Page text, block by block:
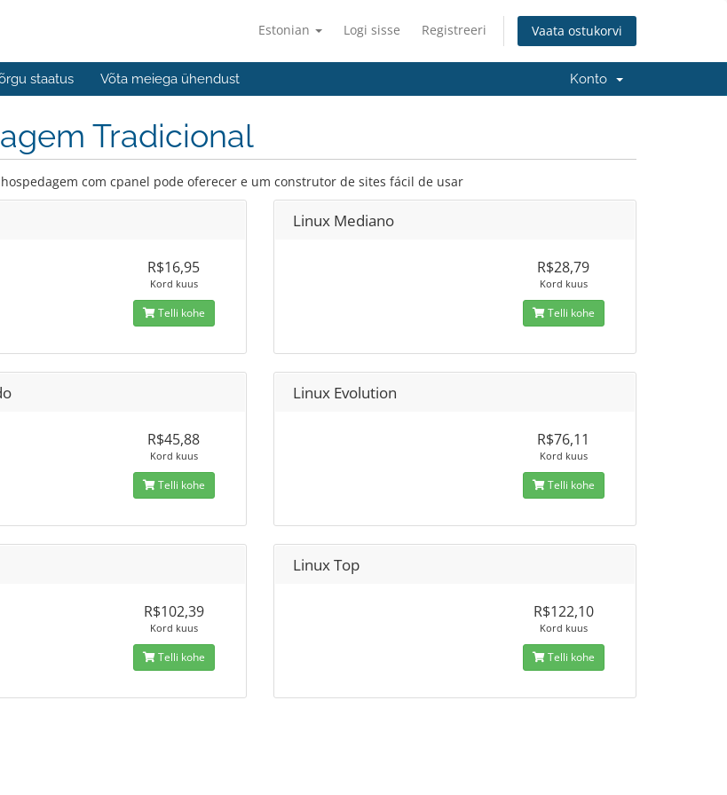
Estonian Logi sisse Registreeri Vaata ostukorvi
staatus Võta meiega ühendust Konto
Tradicional
com cpanel pode oferecer e um construtor de sites fácil de usar
R$16,95
Kord kuus
Telli kohe
Linux Mediano
R$28,79
Kord kuus
Telli kohe
R$45,88
Kord kuus
Telli kohe
Linux Evolution
R$76,11
Kord kuus
Telli kohe
R$102,39
Kord kuus
Telli kohe
Linux Top
R$122,10
Kord kuus
Telli kohe